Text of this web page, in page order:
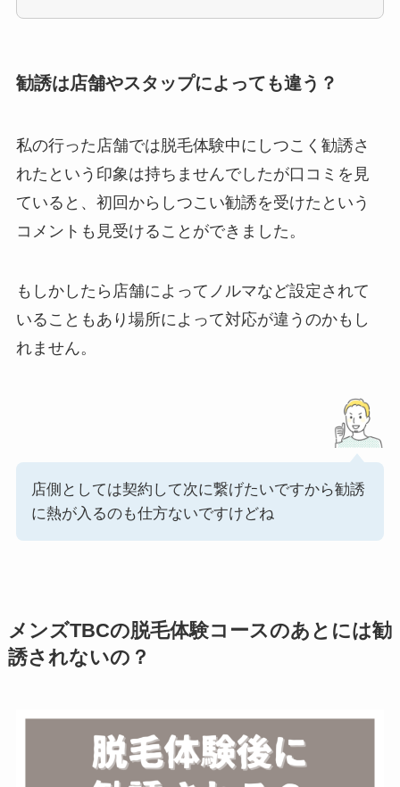
勧誘は店舗やスタップによっても違う？
私の行った店舗では脱毛体験中にしつこく勧誘さ
れたという印象は持ちませんでしたが口コミを見
ていると、初回からしつこい勧誘を受けたという
コメントも見受けることができました。
もしかしたら店舗によってノルマなど設定されて
いることもあり場所によって対応が違うのかもし
れません。
店側としては契約して次に繋げたいですから勧誘
に熱が入るのも仕方ないですけどね
メンズTBCの脱毛体験コースのあとには勧
誘されないの？